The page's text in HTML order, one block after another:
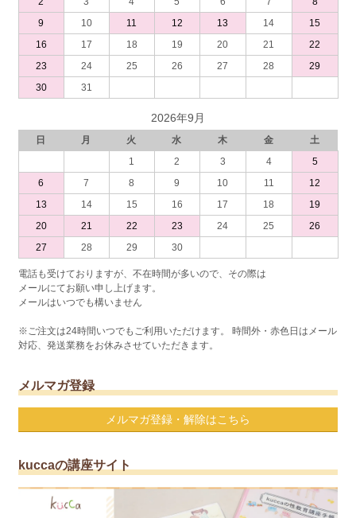
9
10 11 12 13 14
15
16
17 18 19 20 21
22
23
24 25 26 27 28
29
30
31
2026年9月
日 月 火 水 木 金
土
1
2 3 4
5
6
7 8 9 10 11
12
13
14 15 16 17 18
19
20
21 22 23 24 25
26
27
28 29 30
電話も受けておりますが、不在時間が多いので、その際は
メールにてお願い申し上げます。
メールはいつでも構いません
※ご注文は24時間いつでもご利用いただけます。 時間外・赤色日はメール
対応、発送業務をお休みさせていただきます。
メルマガ登録
メルマガ登録・解除はこちら
kuccaの講座サイト